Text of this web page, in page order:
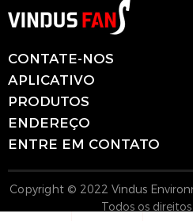
CONTATE-NOS
APLICATIVO
PRODUTOS
ENDEREÇO
ENTRE EM CONTATO
Copyright © 2022 Vindus
Todos os